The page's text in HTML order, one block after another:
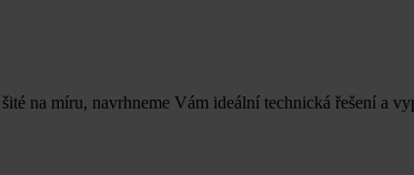
na míru, navrhneme Vám ideální technická řešení a